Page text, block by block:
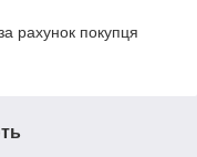
рахунок покупця